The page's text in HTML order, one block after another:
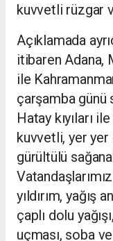
kuvvetli rüzgar
Açıklamada
itibaren Adana,
ile
çarşamba günü
Hatay kıyıları
kuvvetli, yer
gürültülü
yıldırım, yağış
çaplı dolu
uçması, soba